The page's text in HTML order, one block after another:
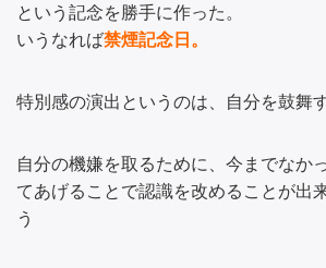
という記念を勝手に作った。
いうなれば禁煙記念日。
特別感の演出というのは、自分を鼓舞
自分の機嫌を取るために、今までなか
てあげることで認識を改めることが出
う